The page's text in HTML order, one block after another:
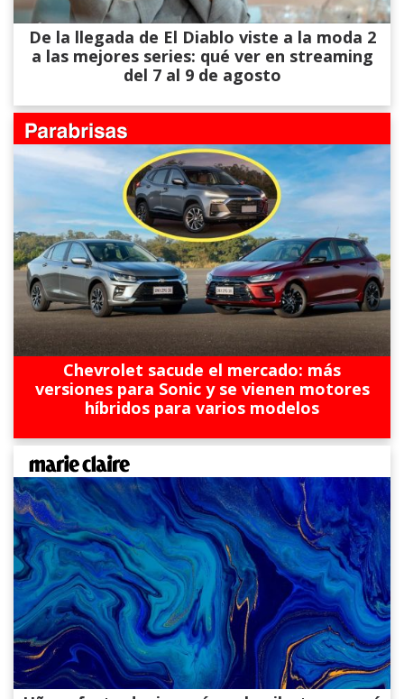
De la llegada de El Diablo viste a la moda 2
a las mejores series: qué ver en streaming
del 7 al 9 de agosto
Chevrolet sacude el mercado: más
versiones para Sonic y se vienen motores
híbridos para varios modelos